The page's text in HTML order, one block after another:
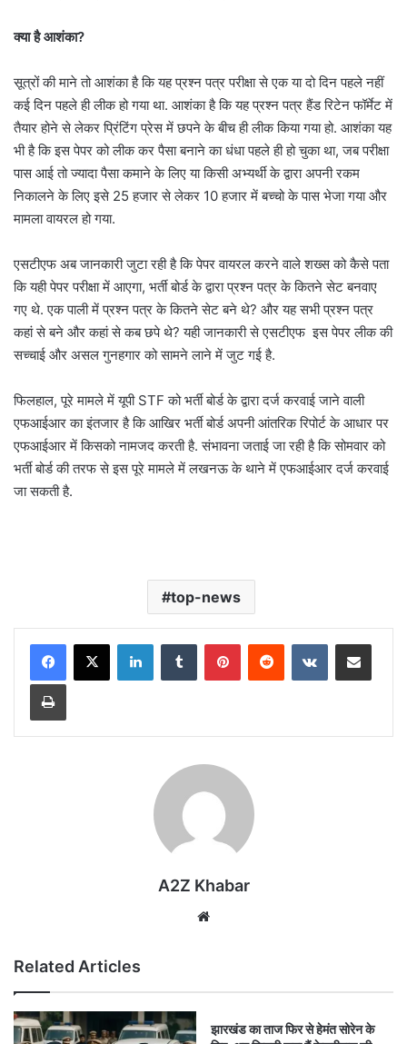
क्या है आशंका?
सूत्रों की माने तो आशंका है कि यह प्रश्न पत्र परीक्षा से एक या दो दिन पहले नहीं
कई दिन पहले ही लीक हो गया था. आशंका है कि यह प्रश्न पत्र हैंड रिटेन फॉर्मेट में
तैयार होने से लेकर प्रिंटिंग प्रेस में छपने के बीच ही लीक किया गया हो. आशंका यह
भी है कि इस पेपर को लीक कर पैसा बनाने का धंधा पहले ही हो चुका था, जब परीक्षा
पास आई तो ज्यादा पैसा कमाने के लिए या किसी अभ्यर्थी के द्वारा अपनी रकम
निकालने के लिए इसे 25 हजार से लेकर 10 हजार में बच्चो के पास भेजा गया और
मामला वायरल हो गया.
एसटीएफ अब जानकारी जुटा रही है कि पेपर वायरल करने वाले शख्स को कैसे पता
कि यही पेपर परीक्षा में आएगा, भर्ती बोर्ड के द्वारा प्रश्न पत्र के कितने सेट बनवाए
गए थे. एक पाली में प्रश्न पत्र के कितने सेट बने थे? और यह सभी प्रश्न पत्र
कहां से बने और कहां से कब छपे थे? यही जानकारी से एसटीएफ इस पेपर लीक की
सच्चाई और असल गुनहगार को सामने लाने में जुट गई है.
फिलहाल, पूरे मामले में यूपी STF को भर्ती बोर्ड के द्वारा दर्ज करवाई जाने वाली
एफआईआर का इंतजार है कि आखिर भर्ती बोर्ड अपनी आंतरिक रिपोर्ट के आधार पर
एफआईआर में किसको नामजद करती है. संभावना जताई जा रही है कि सोमवार को
भर्ती बोर्ड की तरफ से इस पूरे मामले में लखनऊ के थाने में एफआईआर दर्ज करवाई
जा सकती है.
top-news
LinkedInTumblr PinterestReddit VKontakteShare via Email
Print
A2Z Khabar
Related Articles
झारखंड का ताज फिर से हेमंत सोरेन के